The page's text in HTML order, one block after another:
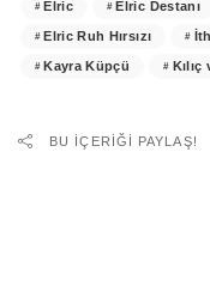
Elric Elric Destanı
Elric Ruh Hırsızı
Kayra Küpçü
BU IÇERIĞI PAYLAŞ!